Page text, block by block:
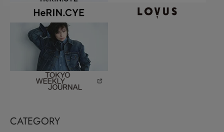
CATEGORY